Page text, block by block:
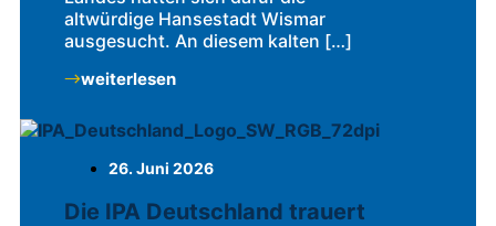
altwürdige Hansestadt Wismar
ausgesucht. An diesem kalten […]
weiterlesen
26. Juni 2026
Die IPA Deutschland trauert